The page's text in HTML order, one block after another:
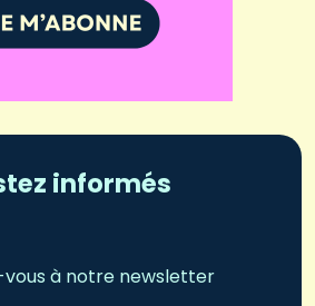
informés
à notre newsletter